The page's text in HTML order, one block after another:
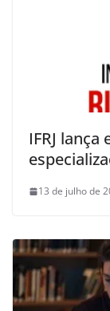
IFRJ
13 de julho de